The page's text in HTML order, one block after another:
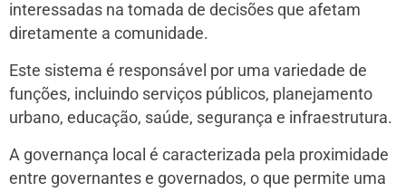
interessadas na tomada de decisões que afetam
diretamente a comunidade.
Este sistema é responsável por uma variedade de
funções, incluindo serviços públicos, planejamento
urbano, educação, saúde, segurança e infraestrutura.
A governança local é caracterizada pela proximidade
entre governantes e governados, o que permite uma